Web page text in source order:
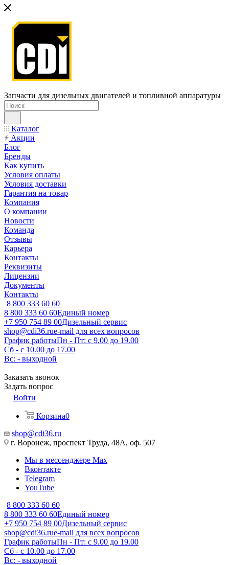
Запчасти для дизельных двигателей и топливной аппаратуры
Каталог
Акции
Блог
Бренды
Как купить
Условия оплаты
Условия доставки
Гарантия на товар
Компания
О компании
Новости
Команда
Отзывы
Карьера
Контакты
Реквизиты
Лицензии
Документы
Контакты
8 800 333 60 60
8 800 333 60 60Единый номер
+7 950 754 89 00Дизельный сервис
shop@cdi36.rue-mail для всех вопросов
График работыПн - Пт: с 9.00 до 19.00
Сб - с 10.00 до 17.00
Вс: - выходной
Заказать звонок
Задать вопрос
Войти
Корзина0
shop@cdi36.ru
г. Воронеж, проспект Труда, 48А, оф. 507
Мы в мессенджере Max
Вконтакте
Telegram
YouTube
8 800 333 60 60
8 800 333 60 60Единый номер
+7 950 754 89 00Дизельный сервис
shop@cdi36.rue-mail для всех вопросов
График работыПн - Пт: с 9.00 до 19.00
Сб - с 10.00 до 17.00
Вс: - выходной